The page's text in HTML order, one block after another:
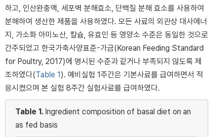
하고, 인산완충액, 세포벽 분해효소, 단백질 분해 효소를 사용하여
분해하여 생산한 제품을 사용하였다. 모든 사료의 외관상 대사에너
지, 가소화 아미노산, 칼슘, 유효인 등 영양소 수준은 동일한 것으로
간주되었고 한국가축사양표준-가금(Korean Feeding Standard
for Poultry, 2017)에 명시된 수준과 같거나 부족되지 않도록 제
조하였다(Table 1). 예비실험 1주간은 기본사료를 급여하면서 적
응시켰으며 본 실험 8주간 실험사료를 급여하였다.
Table 1. Ingredient composition of basal diet on an
as fed basis